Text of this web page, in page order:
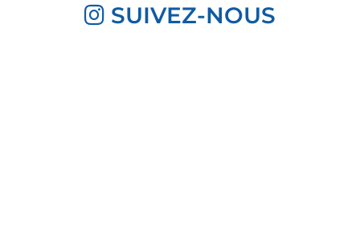
SUIVEZ-NOUS